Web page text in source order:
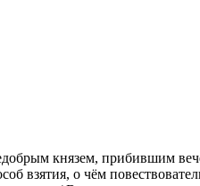
князем, прибившим
взятия, о чём